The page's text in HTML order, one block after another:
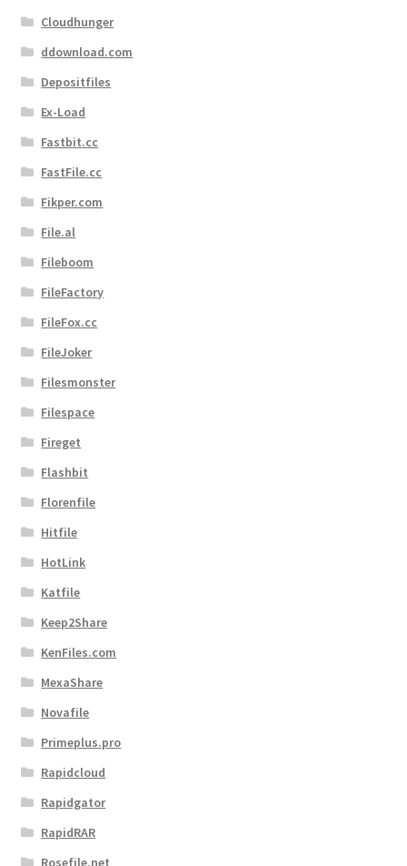
Cloudhunger
ddownload.com
Depositfiles
Ex-Load
Fastbit.cc
FastFile.cc
Fikper.com
File.al
Fileboom
FileFactory
FileFox.cc
FileJoker
Filesmonster
Filespace
Fireget
Flashbit
Florenfile
Hitfile
HotLink
Katfile
Keep2Share
KenFiles.com
MexaShare
Novafile
Primeplus.pro
Rapidcloud
Rapidgator
RapidRAR
Rosefile.net